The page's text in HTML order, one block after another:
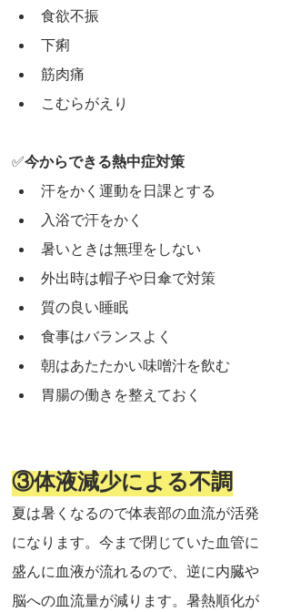
食欲不振
下痢
筋肉痛
こむらがえり
✅今からできる熱中症対策
汗をかく運動を日課とする
入浴で汗をかく
暑いときは無理をしない
外出時は帽子や日傘で対策
質の良い睡眠
食事はバランスよく
朝はあたたかい味噌汁を飲む
胃腸の働きを整えておく
③体液減少による不調
夏は暑くなるので体表部の血流が活発
になります。今まで閉じていた血管に
盛んに血液が流れるので、逆に内臓や
脳への血流量が減ります。暑熱順化が